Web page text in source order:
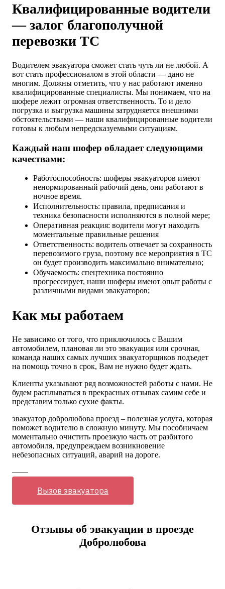
Квалифицированные водители
— залог благополучной
перевозки ТС
Водителем эвакуатора сможет стать чуть ли не любой. А
вот стать профессионалом в этой области — дано не
многим. Должны отметить, что у нас работают именно
квалифицированные специалисты. Мы понимаем, что на
шофере лежит огромная ответственность. То и дело
погрузка и выгрузка машины затрудняется внешними
обстоятельствами — наши квалифицированные водители
готовы к любым непредсказуемыми ситуациям.
Каждый наш шофер обладает следующими
качествами:
Работоспособность: шоферы эвакуаторов имеют
ненормированный рабочий день, они работают в
ночное время.
Исполнительность: правила, предписания и
техника безопасности исполняются в полной мере;
Оперативная реакция: водители могут находить
моментальные правильные решения
Ответственность: водитель отвечает за сохранность
перевозимого груза, поэтому все мероприятия в ТС
он будет производить максимально внимательно;
Обучаемость: спецтехника постоянно
прогрессирует, наши шоферы имеют опыт работы с
различными видами эвакуаторов;
Как мы работаем
Не зависимо от того, что приключилось с Вашим
автомобилем, плановая ли это эвакуация или срочная,
команда наших самых лучших эвакуаторщиков подъедет
на помощь точно в срок, Вам не нужно будет ждать.
Клиенты указывают ряд возможностей работы с нами. Не
будем расплываться в прекрасных отзывах самим себе и
представим только сухие факты.
эвакуатор добролюбова проезд – полезная услуга, которая
поможет водителю в сложную минуту. Мы пособничаем
моментально очистить проезжую часть от разбитого
автомобиля, предупреждаем возникновение
небезопасных ситуаций, аварий на дороге.
——
Вызов эвакуатора
Отзывы об эвакуации в проезде
Добролюбова